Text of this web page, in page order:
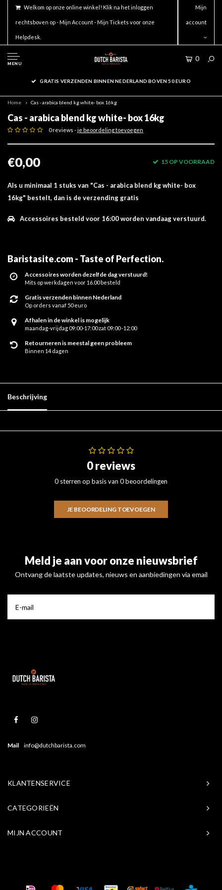
Welkom op onze online winkel! Klik na het inloggen
rechtsboven op - Mijn Account - Mijn Tickets voor onze
Helpdesk.
Mijn
account
MENU
0
GRATIS VERZENDEN BINNEN NEDERLAND BOVEN 50 EURO
Home Cas - arabica blend kg white- box 16kg
Cas - arabica blend kg white- box 16kg
0 reviews -je beoordeling toevoegen
€0,00 15 OP VOORRAAD
Als u minimaal 1 stuks van "Cas - arabica blend kg white- box
16kg" bestelt, dan is de verzending gratis
Accessoires besteld voor 16:00 worden vandaag verstuurd.
Baristasite.com - Taste of Perfection.
Accessoires worden dezelfde dag verstuurd!
Mits op werkdagen voor 16.00 besteld
Gratis verzenden binnen Nederland
Op orders vanaf 50 euro
Afhalen in de winkel is mogelijk
maandag-vrijdag 09:00-17:00 zat 09:00 -12:00
Retourneren is meestal geen probleem
Binnen 14 dagen
Beschrijving
0 reviews
0 sterren op basis van 0 beoordelingen
JE BEOORDELING TOEVOEGEN
Meld je aan voor onze nieuwsbrief
Ontvang de laatste updates, nieuws en aanbiedingen via email
Mail info@dutchbarista.com
KLANTENSERVICE
CATEGORIEËN
MIJN ACCOUNT